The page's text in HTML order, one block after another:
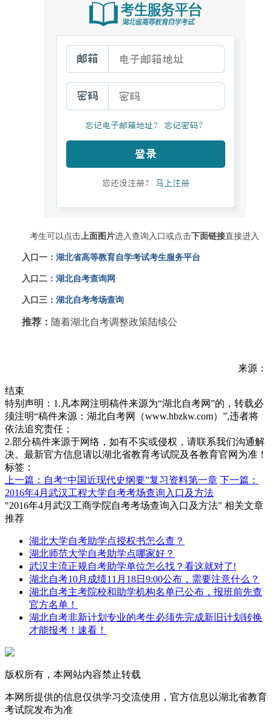
考生可以点击 上面图片进入查询入口或点击下面链接直接进入
入口一： 湖北省高等教育自学考试考生服务平台
入口二： 湖北自考查询网
入口三： 湖北自考考场查询
推荐： 随着湖北自考调整政策陆续公
来源：
结束
特别声明：1.凡本网注明稿件来源为“湖北自考网”的，转载必
须注明“稿件来源：湖北自考网（www.hbzkw.com）”,违者将
依法追究责任；
2.部分稿件来源于网络，如有不实或侵权，请联系我们沟通解
决。最新官方信息请以湖北省教育考试院及各教育官网为准！
标签：
上一篇：自考“中国近现代史纲要”复习资料第一章 下一篇：
2016年4月武汉工程大学自考考场查询入口及方法
"2016年4月武汉工商学院自考考场查询入口及方法" 相关文章
推荐
湖北大学自考助学点授权书怎么查？
湖北师范大学自考助学点哪家好？
武汉主流正规自考助学单位怎么找？看这就对了!
湖北自考10月成绩11月18日9:00公布，需要注意什么？
湖北自考主考院校和助学机构名单已公布，报班前先查
官方名单！
湖北自考非新计划专业的考生必须先完成新旧计划转换
才能报考！速看！
版权所有，本网站内容禁止转载
本网所提供的信息仅供学习交流使用，官方信息以湖北省教育
考试院发布为准